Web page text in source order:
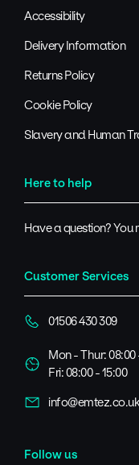
Accessibility
Delivery Information
Returns Policy
Cookie Policy
Slavery and Human
Here to help
Have a question?
Customer Services
01506 430 309
Mon - Thur: 08:00
Fri: 08:00 - 15:00
info@emtez.co.uk
Follow us